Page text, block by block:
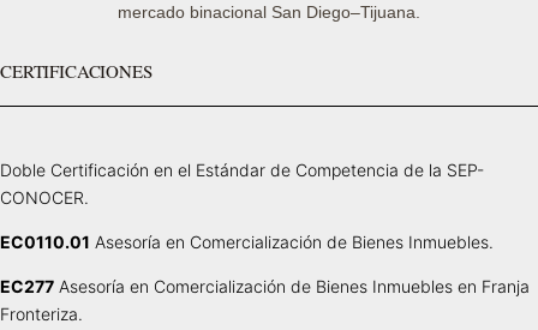
mercado binacional San Diego–Tijuana.
CERTIFICACIONES
Doble Certificación en el Estándar de Competencia de la SEP-
CONOCER.
EC0110.01 Asesoría en Comercialización de Bienes Inmuebles.
EC277 Asesoría en Comercialización de Bienes Inmuebles en Franja
Fronteriza.